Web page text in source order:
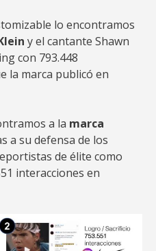
lo encontramos
y el cantante Shawn
con 793.448
la marca publicó en
a la marca
a su defensa de los
de élite como
interacciones en